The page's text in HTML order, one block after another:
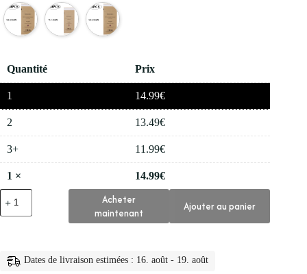
Quantité Prix
1 14.99€
2 13.49€
3+ 11.99€
1 × 14.99€
quantité
de
💅
Jetable
Acheter
maintenant
Ajouter au panier
Dates de livraison estimées : 16. août - 19. août